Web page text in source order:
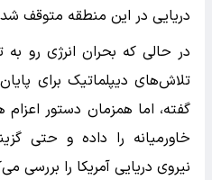
دریایی در این منطقه متوقف
در حالی که بحران انرژی رو به
تلاش‌های دیپلماتیک برای
گفته، اما همزمان دستور اعزام
خاورمیانه را داده و حتی
نیروی دریایی آمریکا را بررسی